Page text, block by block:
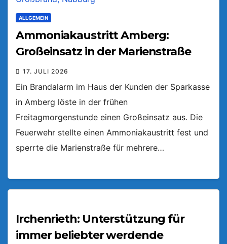
ALLGEMEIN
Ammoniakaustritt Amberg:
Großeinsatz in der Marienstraße
17. JULI 2026
Ein Brandalarm im Haus der Kunden der Sparkasse
in Amberg löste in der frühen
Freitagmorgenstunde einen Großeinsatz aus. Die
Feuerwehr stellte einen Ammoniakaustritt fest und
sperrte die Marienstraße für mehrere…
Irchenrieth: Unterstützung für
immer beliebter werdende